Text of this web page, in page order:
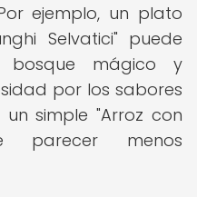
ejemplo, un plato
Selvatici" puede
bosque mágico y
por los sabores
un simple "Arroz con
parecer menos